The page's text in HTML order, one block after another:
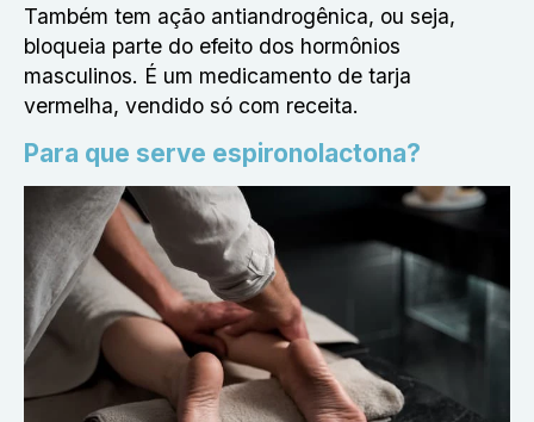
Também tem ação antiandrogênica, ou seja,
bloqueia parte do efeito dos hormônios
masculinos. É um medicamento de tarja
vermelha, vendido só com receita.
Para que serve espironolactona?